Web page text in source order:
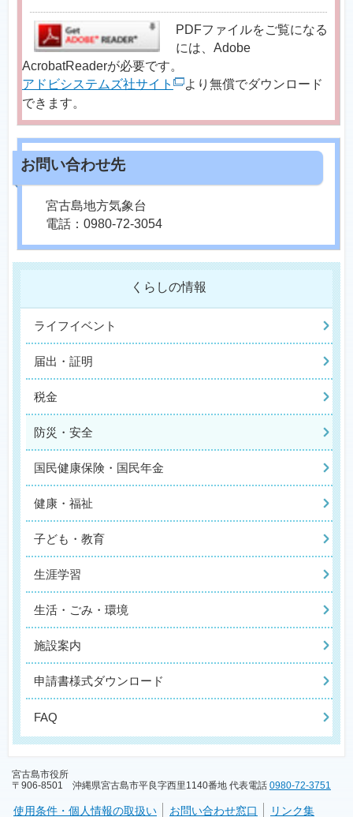
PDFファイルをご覧になる
には、Adobe
AcrobatReaderが必要です。
アドビシステムズ社サイト
より無償でダウンロード
できます。
宮古島地方気象台
電話：0980-72-3054
くらしの情報
ライフイベント
届出・証明
税金
防災・安全
国民健康保険・国民年金
健康・福祉
子ども・教育
生涯学習
生活・ごみ・環境
施設案内
申請書様式ダウンロード
FAQ
宮古島市役所
〒906-8501 沖縄県宮古島市平良字西里1140番地 代表電話 0980-72-3751
使用条件・個人情報の取扱い お問い合わせ窓口 リンク集